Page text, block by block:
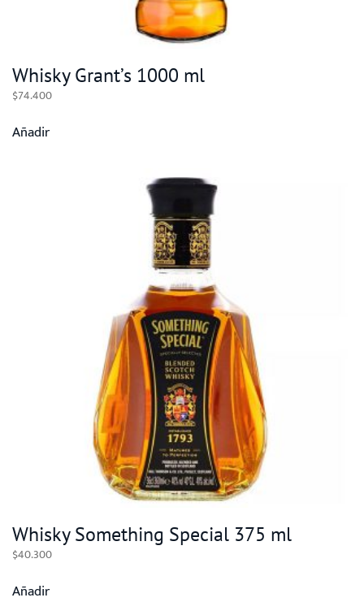
Whisky Grant’s 1000 ml
$74.400
Añadir
Whisky Something Special 375 ml
$40.300
Añadir